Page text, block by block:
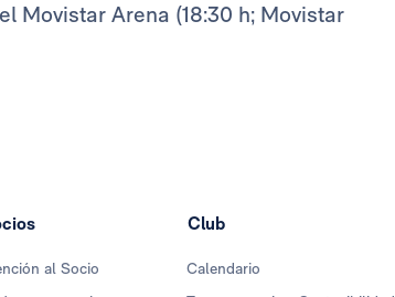
Movistar Arena (18:30 h; Movistar
al Socio
Club
Calendario